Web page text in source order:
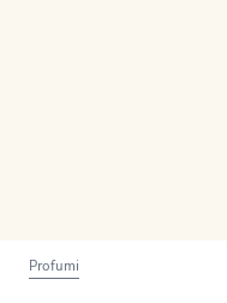
Profumi